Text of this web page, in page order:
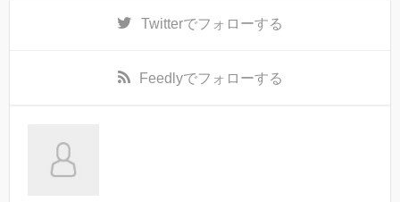
Twitterでフォローする
Feedlyでフォローする